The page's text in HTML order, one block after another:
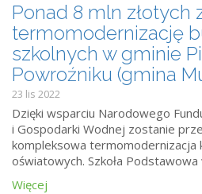
Ponad 8 mln złotych
termomodernizację
szkolnych w gminie
Powroźniku (gmina
23 lis 2022
Dzięki wsparciu Narodowego
i Gospodarki Wodnej zostanie
kompleksowa termomodernizacja
oświatowych. Szkoła
Więcej